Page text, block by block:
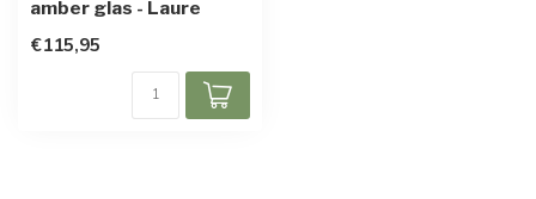
amber glas - Laure
€115,95